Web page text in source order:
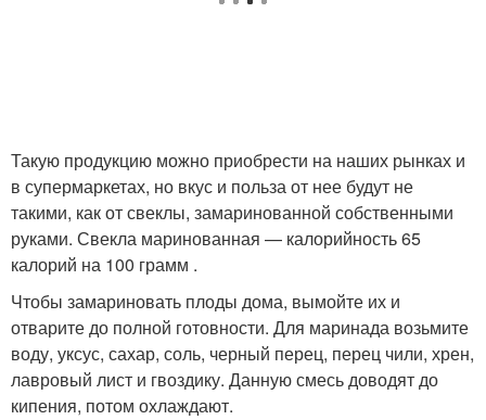
Такую продукцию можно приобрести на наших рынках и
в супермаркетах, но вкус и польза от нее будут не
такими, как от свеклы, замаринованной собственными
руками. Свекла маринованная — калорийность 65
калорий на 100 грамм .
Чтобы замариновать плоды дома, вымойте их и
отварите до полной готовности. Для маринада возьмите
воду, уксус, сахар, соль, черный перец, перец чили, хрен,
лавровый лист и гвоздику. Данную смесь доводят до
кипения, потом охлаждают.